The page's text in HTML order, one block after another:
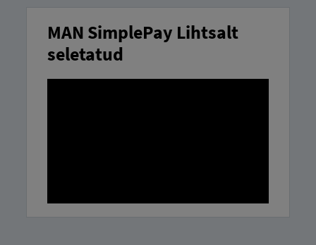
MAN SimplePay Lihtsalt
seletatud